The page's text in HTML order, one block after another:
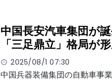
中国長安汽車集団が
「三足鼎立」格局が
2025/08/1 07:30
中国兵器装備集団の自動車事